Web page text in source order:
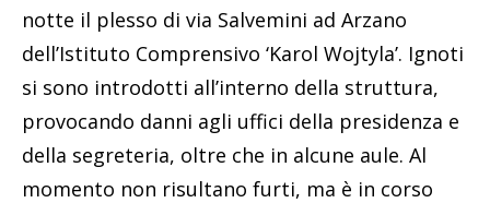
notte il plesso di via Salvemini ad Arzano
dell’Istituto Comprensivo ‘Karol Wojtyla’. Ignoti
si sono introdotti all’interno della struttura,
provocando danni agli uffici della presidenza e
della segreteria, oltre che in alcune aule. Al
momento non risultano furti, ma è in corso